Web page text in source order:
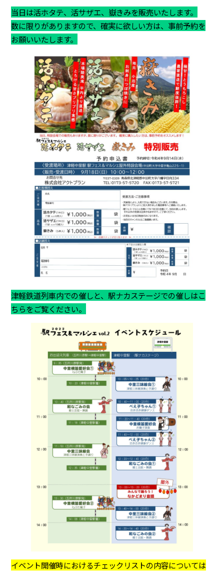
当日は活ホタテ、活サザエ、嶽きみを販売いたします。
数に限りがありますので、確実に欲しい方は、事前予約を
お願いいたします。
津軽鉄道列車内での催しと、駅ナカステージでの催しはこ
ちらをご覧ください。
イベント開催時におけるチェックリストの内容については